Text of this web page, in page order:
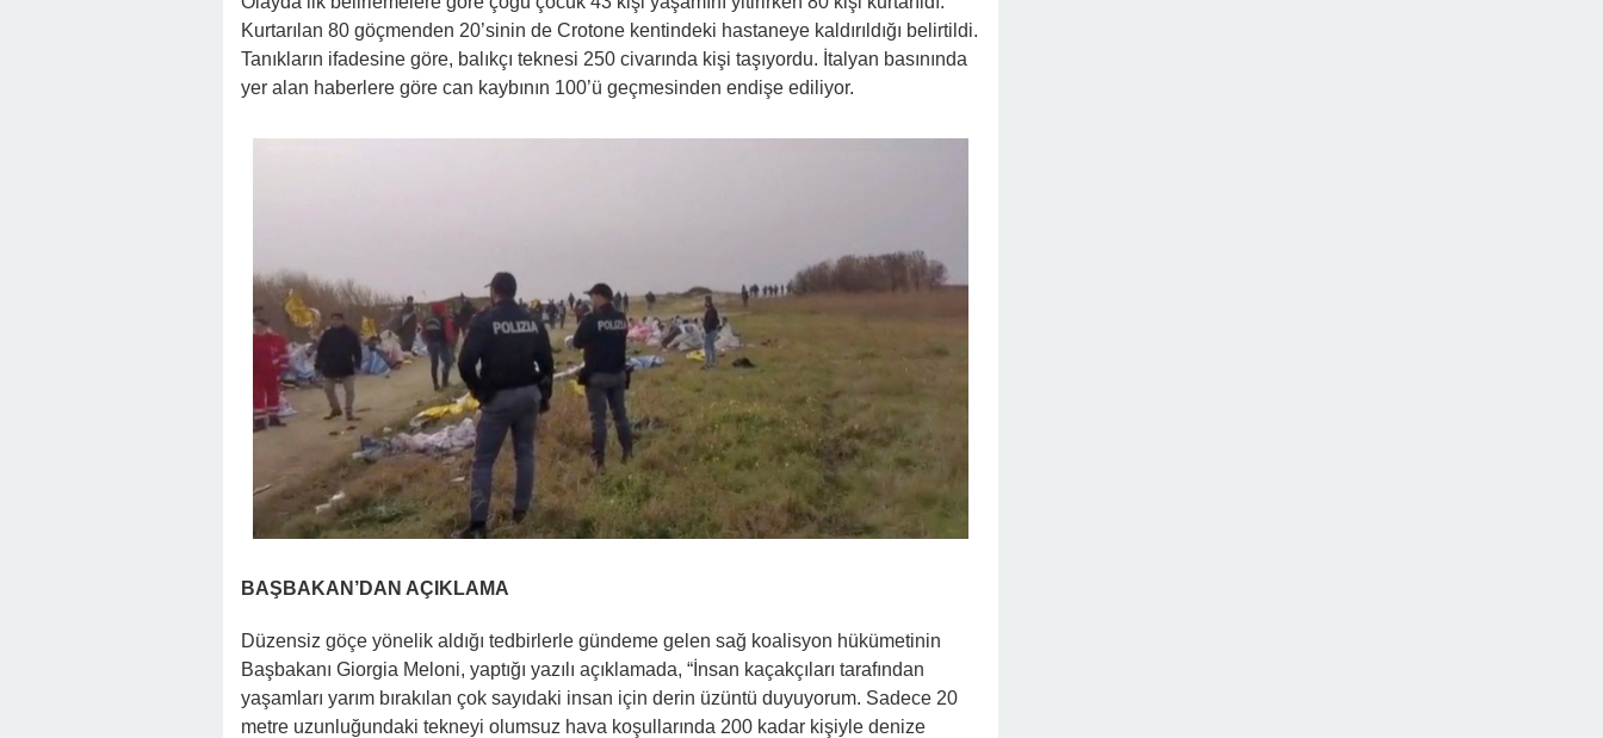
Kurtarılan 80 göçmenden 20’sinin de Crotone kentindeki hastaneye kaldırıldığı belirtildi.
Tanıkların ifadesine göre, balıkçı teknesi 250 civarında kişi taşıyordu. İtalyan basınında
yer alan haberlere göre can kaybının 100’ü geçmesinden endişe ediliyor.
BAŞBAKAN’DAN AÇIKLAMA
Düzensiz göçe yönelik aldığı tedbirlerle gündeme gelen sağ koalisyon hükümetinin
Başbakanı Giorgia Meloni, yaptığı yazılı açıklamada, “İnsan kaçakçıları tarafından
yaşamları yarım bırakılan çok sayıdaki insan için derin üzüntü duyuyorum. Sadece 20
metre uzunluğundaki tekneyi olumsuz hava koşullarında 200 kadar kişiyle denize